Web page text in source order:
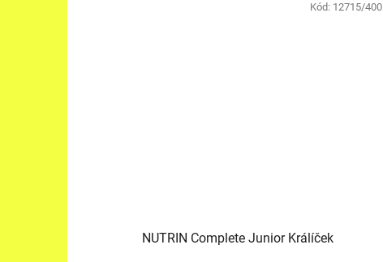
NUTRIN Complete Junior Králíček
Kód: 12715/400